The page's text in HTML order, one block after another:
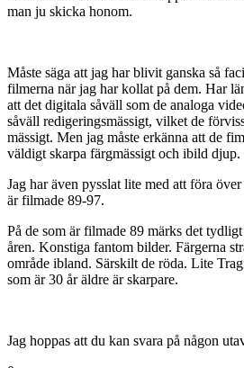
man ju skicka honom.
Måste säga att jag har blivit ganska så
filmerna när jag har kollat på dem. Har
att det digitala såväll som de analoga
såväll redigeringsmässigt, vilket de
mässigt. Men jag måste erkänna att de
väldigt skarpa färgmässigt och ibild djup.
Jag har även pysslat lite med att föra
är filmade 89-97.
På de som är filmade 89 märks det
åren. Konstiga fantom bilder. Färgerna
område ibland. Särskilt de röda. Lite
som är 30 år äldre är skarpare.
Jag hoppas att du kan svara på någon